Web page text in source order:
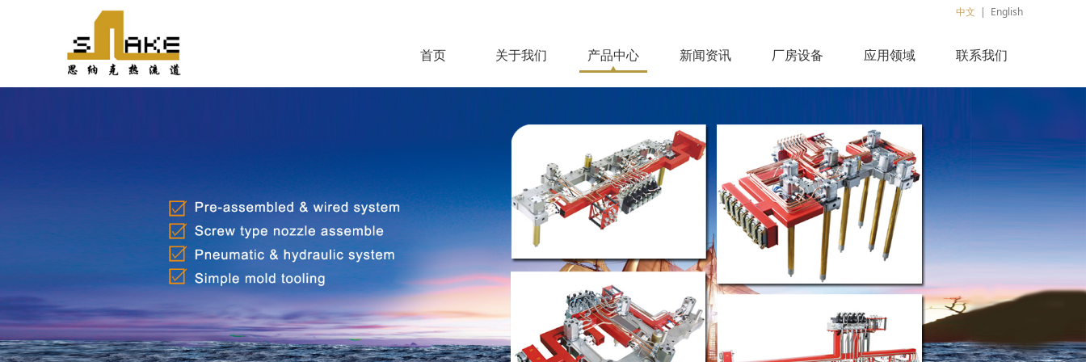
中文 | English
首页 关于我们 产品中心 新闻资讯 厂房设备 应用领域 联系我们